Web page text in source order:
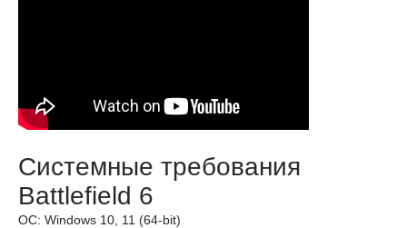
Системные требования
Battlefield 6
ОС: Windows 10, 11 (64-bit)